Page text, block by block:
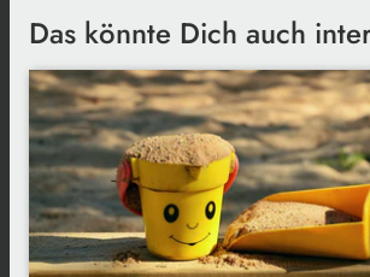
Das könnte Dich auch